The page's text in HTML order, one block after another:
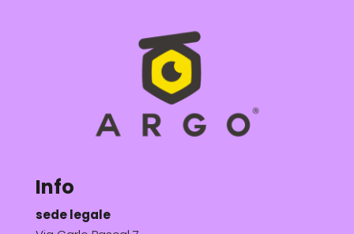
Info
sede legale